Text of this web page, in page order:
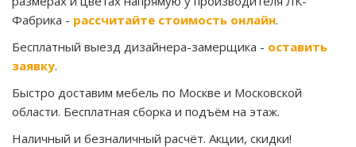
Фабрика - рассчитайте стоимость онлайн.
Бесплатный выезд дизайнера-замерщика - оставить
заявку.
Быстро доставим мебель по Москве и Московской
области. Бесплатная сборка и подъём на этаж.
Наличный и безналичный расчёт. Акции, скидки!